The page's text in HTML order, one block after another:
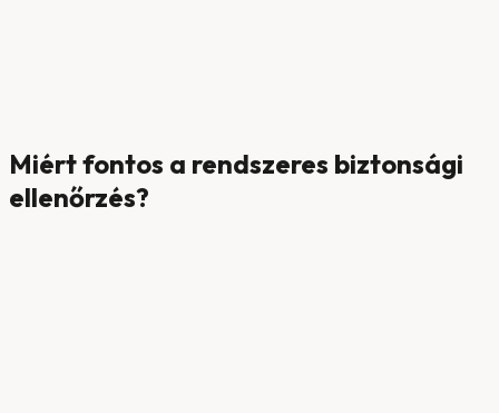
Miért fontos a rendszeres biztonsági
ellenőrzés?